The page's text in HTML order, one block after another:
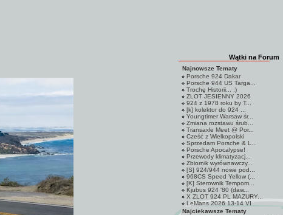
Wątki na Forum
Najnowsze Tematy
Porsche 924 Dakar
Porsche 944 US Targa...
Trochę Historii... :)
ZLOT JESIENNY 2026
924 z 1978 roku by T...
[k] kolektor do 924 ...
Youngtimer Warsaw śr...
Zmiana rozstawu śrub...
Transaxle Meet @ Por...
Cześć z Wielkopolski
Sprzedam Porsche & L...
Porsche Apocalypse!
Przewody klimatyzacj...
Zbiornik wyrównawczy...
[S] 924/944 nowe pod...
968CS Speed Yellow (...
[K] Sterownik Tempom...
Kjubus 924 '80 (daw...
X ZLOT 924 PL MAZURY...
LeMans 2026 13-14 VI
Najciekawsze Tematy